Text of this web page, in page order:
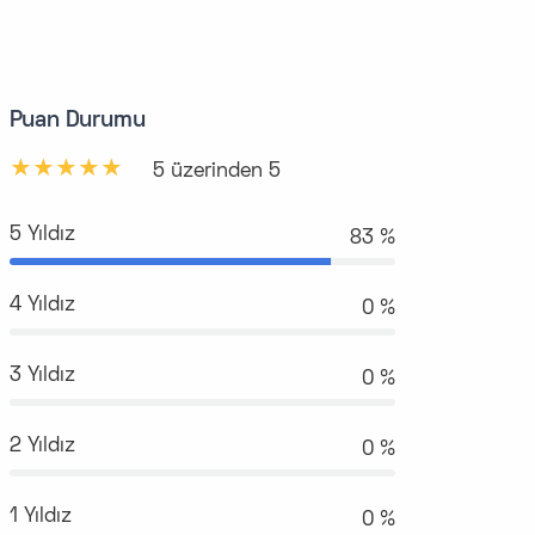
Puan Durumu
5 üzerinden 5
5 Yıldız 98 %
4 Yıldız 0 %
3 Yıldız 0 %
2 Yıldız 0 %
1 Yıldız 0 %